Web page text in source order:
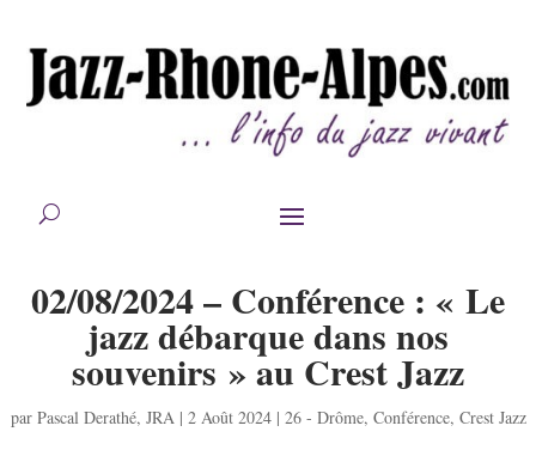
02/08/2024 – Conférence : « Le
jazz débarque dans nos
souvenirs » au Crest Jazz
par Pascal Derathé, JRA| 2 Août 2024| 26 - Drôme, Conférence, Crest Jazz